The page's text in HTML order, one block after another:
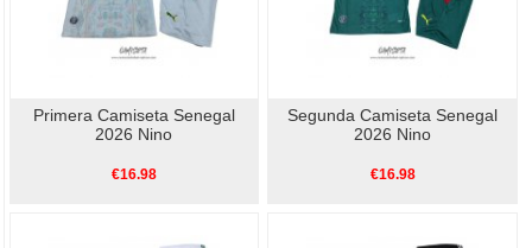
Primera Camiseta Senegal
2026 Nino
€16.98
Segunda Camiseta Senegal
2026 Nino
€16.98